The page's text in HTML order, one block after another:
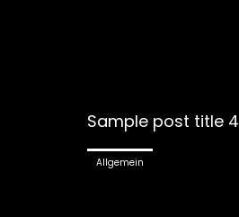
Sample post title 4
Allgemein